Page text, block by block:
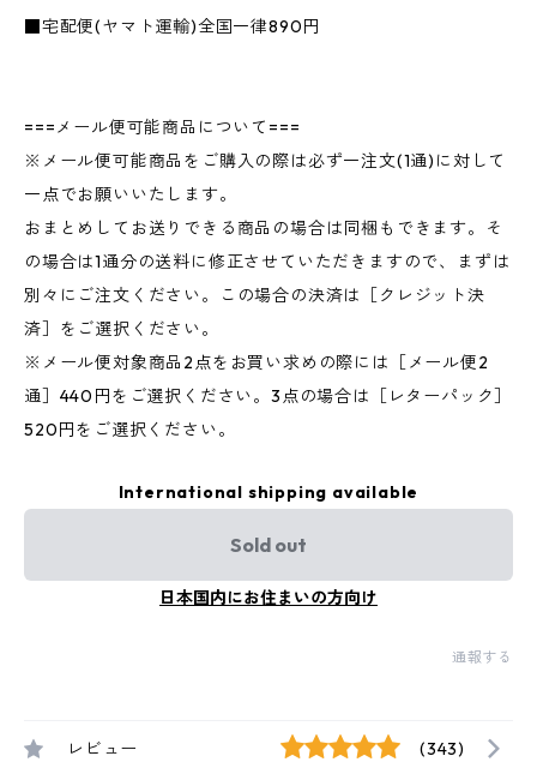
■宅配便(ヤマト運輸)全国一律890円
===メール便可能商品について===
※メール便可能商品をご購入の際は必ず一注文(1通)に対して
一点でお願いいたします。
おまとめしてお送りできる商品の場合は同梱もできます。そ
の場合は1通分の送料に修正させていただきますので、まずは
別々にご注文ください。この場合の決済は［クレジット決
済］をご選択ください。
※メール便対象商品2点をお買い求めの際には［メール便2
通］440円をご選択ください。3点の場合は［レターパック］
520円をご選択ください。
International shipping available
Sold out
日本国内にお住まいの方向け
通報する
レビュー (343)